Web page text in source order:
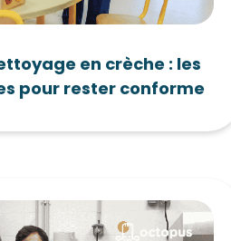
en crèche : les
pour rester conforme